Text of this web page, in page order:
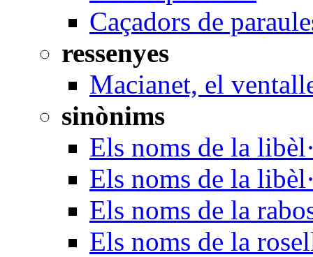
Caçadors de
ressenyes
Macianet, el
sinònims
Els noms de la
Els noms de la
Els noms de la
Els noms de la